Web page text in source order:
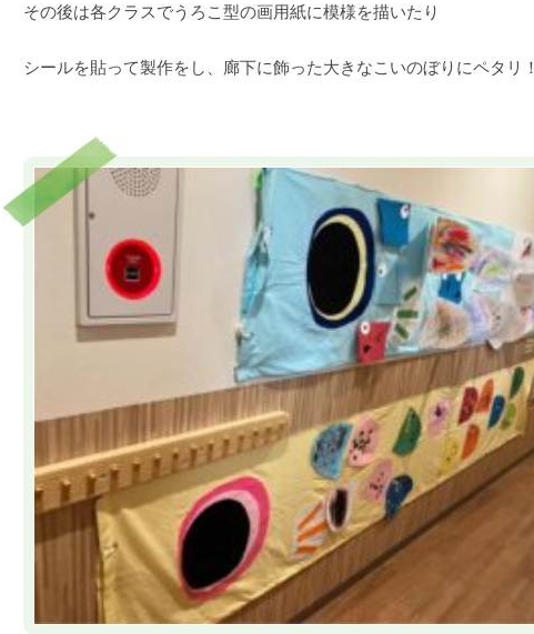
その後は各クラスでうろこ型の画用紙に模様を描いたり
シールを貼って製作をし、廊下に飾った大きなこいのぼりにペタリ！